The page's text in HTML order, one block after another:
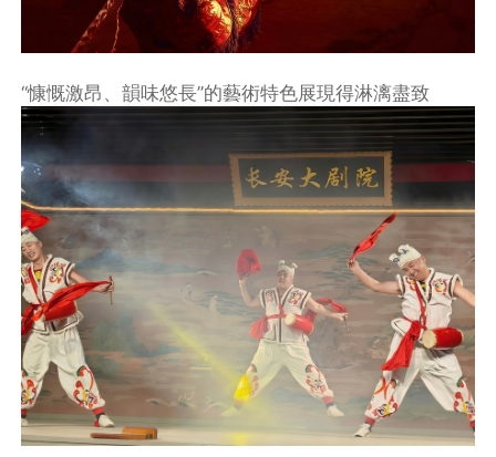
“慷慨激昂、韻味悠長”的藝術特色展現得淋漓盡致